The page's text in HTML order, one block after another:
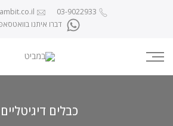
03-9022933
דברו איתנו
כבלים דיגיטליים